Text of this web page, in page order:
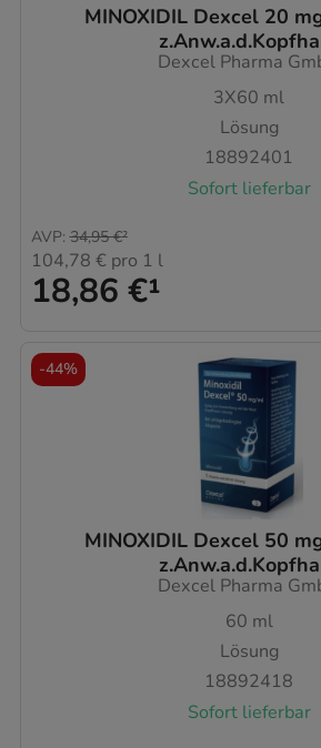
MINOXIDIL Dexcel 20
Dexcel Pharma
3X60 ml
Lösung
18892401
Sofort lieferbar
18,86 €¹
AVP: 34,95 €²
104,78 € pro 1 l
MINOXIDIL Dexcel 50
Dexcel Pharma
60 ml
Lösung
18892418
Sofort lieferbar
-44%